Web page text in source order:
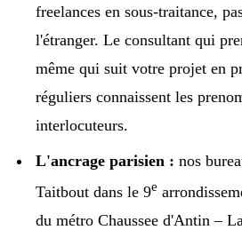
freelances en sous-traitance,
l'étranger. Le consultant qui
même qui suit votre projet en
réguliers connaissent les
interlocuteurs.
L'ancrage parisien : nos
Taitbout dans le 9e
du métro Chaussee d'Antin –